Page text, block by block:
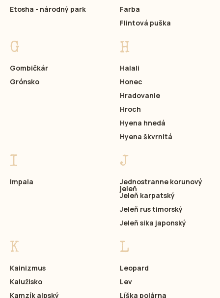
Etosha - národný park
Farba
Flintová puška
G
Gombičkár
Grónsko
H
Halali
Honec
Hradovanie
Hroch
Hyena hnedá
Hyena škvrnitá
I
Impala
J
Jednostranne korunový
jeleň
Jeleň karpatský
Jeleň rus timorský
Jeleň sika japonský
K
Kainizmus
Kalužisko
Kamzík alpský
L
Leopard
Lev
Líška polárna